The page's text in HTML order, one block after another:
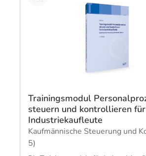
Trainingsmodul
steuern und kontrollieren für
Industriekaufleute
Kaufmännische Steuerung und
5)